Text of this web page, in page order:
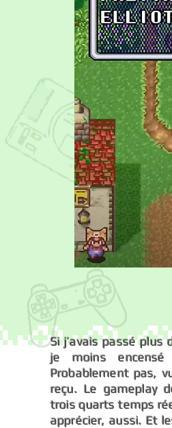
Si j’avais passé plus
je moins
Probablement pas,
reçu. Le gameplay
trois quarts temps
apprécier, aussi. Et